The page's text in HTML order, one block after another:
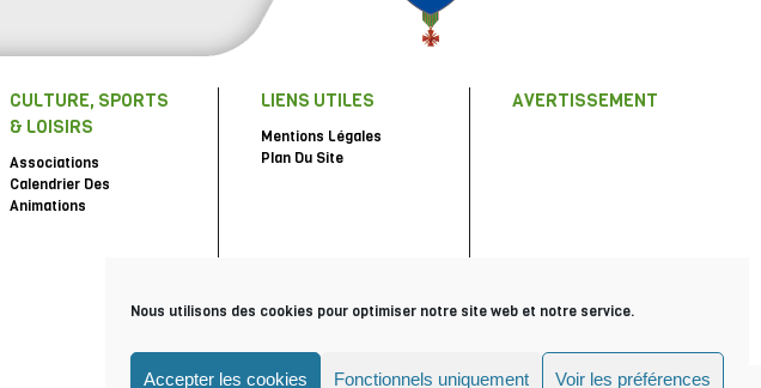
Nous utilisons des cookies pour optimiser notre site web et notre service.
Accepter les cookies Fonctionnels uniquement Voir les préférences
CULTURE, SPORTS
& LOISIRS
Associations
Calendrier Des
Animations
LIENS UTILES
Mentions Légales
Plan Du Site
AVERTISSEMENT